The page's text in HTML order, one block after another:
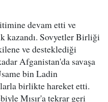
devam etti ve
kazandı. Sovyetler Birliği
ve desteklediği
Afganistan'da savaşa
bin Ladin
birlikte hareket etti.
Mısır'a tekrar geri